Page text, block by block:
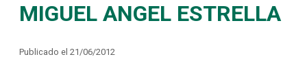
MIGUEL ANGEL ESTRELLA
Publicado el 21/06/2012